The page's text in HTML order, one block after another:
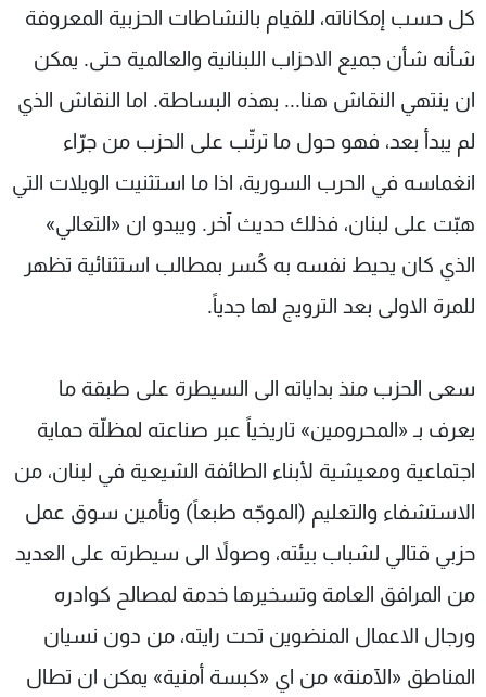
كل حسب إمكاناته، للقيام بالنشاطات الحزبية المعروفة
شأنه شأن جميع الاحزاب اللبنانية والعالمية حتى. يمكن
ان ينتهي النقاش هنا... بهذه البساطة. اما النقاش الذي
لم يبدأ بعد، فهو حول ما ترتّب على الحزب من جرّاء
انغماسه في الحرب السورية، اذا ما استثنيت الويلات التي
هبّت على لبنان، فذلك حديث آخر. ويبدو ان «التعالي»
الذي كان يحيط نفسه به كُسر بمطالب استثنائية تظهر
للمرة الاولى بعد الترويج لها جدياً.
سعى الحزب منذ بداياته الى السيطرة على طبقة ما
يعرف بـ «المحرومين» تاريخياً عبر صناعته لمظلّة حماية
اجتماعية ومعيشية لأبناء الطائفة الشيعية في لبنان، من
الاستشفاء والتعليم (الموجّه طبعاً) وتأمين سوق عمل
حزبي قتالي لشباب بيئته، وصولاً الى سيطرته على العديد
من المرافق العامة وتسخيرها خدمة لمصالح كوادره
ورجال الاعمال المنضوين تحت رايته، من دون نسيان
المناطق «الآمنة» من اي «كبسة أمنية» يمكن ان تطال